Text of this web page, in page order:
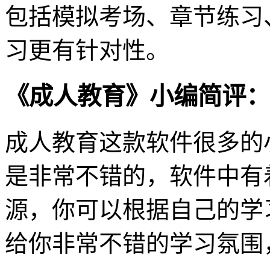
包括模拟考场、章节练
习更有针对性。
《成人教育》小编简评：
成人教育这款软件很多
是非常不错的，软件中
源，你可以根据自己的
给你非常不错的学习氛